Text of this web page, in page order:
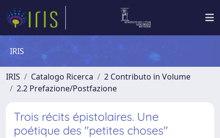
IRIS
IRIS Catalogo Ricerca
2 Contributo in Volume
2.2 Prefazione/Postfazione
Trois récits épistolaires. Une
poétique des "petites choses"